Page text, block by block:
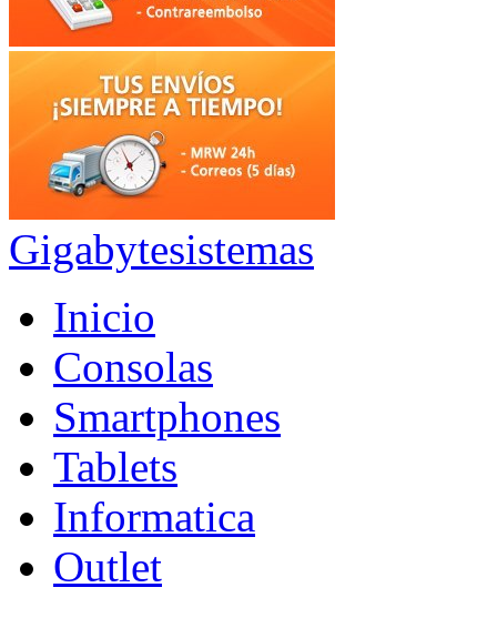
Gigabytesistemas
Inicio
Consolas
Smartphones
Tablets
Informatica
Outlet